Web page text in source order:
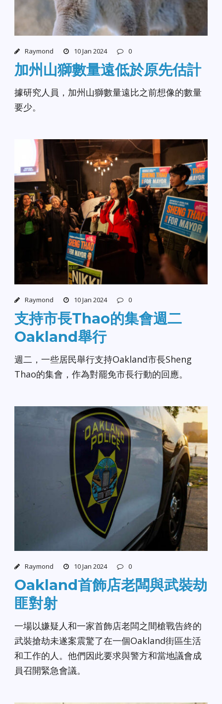
Raymond 10 Jan 2024 0
加州山獅數量遠低於原先估計
據研究人員，加州山獅數量遠比之前想像的數量
要少。
Raymond 10 Jan 2024 0
支持市長Thao的集會週二
Oakland舉行
週二，一些居民舉行支持Oakland市長Sheng
Thao的集會，作為對罷免市長行動的回應。
Raymond 10 Jan 2024 0
Oakland首飾店老闆與武裝劫
匪對射
一場以嫌疑人和一家首飾店老闆之間槍戰告終的
武裝搶劫未遂案震驚了在一個Oakland街區生活
和工作的人。他們因此要求與警方和當地議會成
員召開緊急會議。